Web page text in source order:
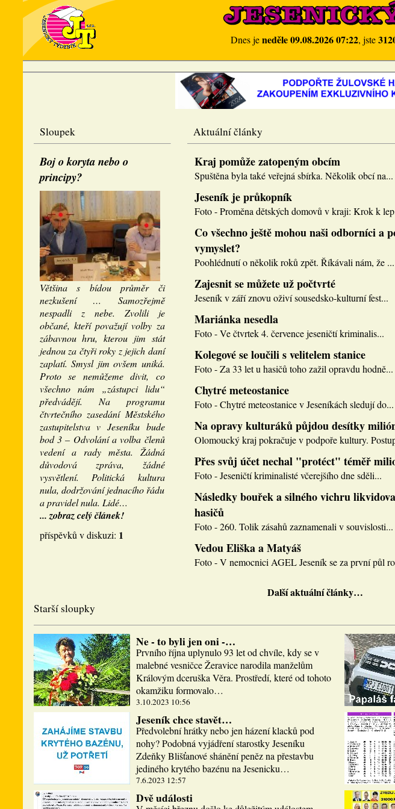
Dnes jeneděle 09.08.2026 07:22, jste
Sloupek
Boj o koryta nebo o
principy?
Většina s bídou průměr či
nezkušení … Samozřejmě
nespadli z nebe. Zvolili je
občané, kteří považují volby za
zábavnou hru, kterou jim stát
jednou za čtyři roky z jejich daní
zaplatí. Smysl jim ovšem uniká.
Proto se nemůžeme divit, co
všechno nám „zástupci lidu“
předvádějí. Na programu
čtvrtečního zasedání Městského
zastupitelstva v Jeseníku bude
bod 3 – Odvolání a volba členů
vedení a rady města. Žádná
důvodová zpráva, žádné
vysvětlení. Politická kultura
nula, dodržování jednacího řádu
a pravidel nula. Lidé…
... zobraz celý článek!
příspěvků v diskuzi: 1
Aktuální články
Kraj pomůže zatopeným obcím
Spuštěna byla také veřejná sbírka. Několik obcí na...
Jeseník je průkopník
Foto - Proměna dětských domovů v kraji: Krok k
Co všechno ještě mohou naši odborníci a
vymyslet?
Poohlédnutí o několik roků zpět. Říkávali nám, že ...
Zajesnit se můžete už počtvrté
Jeseník v září znovu oživí sousedsko-kulturní fest...
Mariánka nesedla
Foto - Ve čtvrtek 4. července jeseničtí kriminalis...
Kolegové se loučili s velitelem stanice
Foto - Za 33 let u hasičů toho zažil opravdu hodně...
Chytré meteostanice
Foto - Chytré meteostanice v Jeseníkách sledují do...
Na opravy kulturáků půjdou desítky
Olomoucký kraj pokračuje v podpoře kultury.
Přes svůj účet nechal "protéct" téměř
Foto - Jeseničtí kriminalisté včerejšího dne sděli...
Následky bouřek a silného vichru
hasičů
Foto - 260. Tolik zásahů zaznamenali v souvislosti...
Vedou Eliška a Matyáš
Foto - V nemocnici AGEL Jeseník se za první půl
Další aktuální články…
Starší sloupky
Ne - to byli jen oni -…
Prvního října uplynulo 93 let od chvíle, kdy se v
malebné vesničce Žeravice narodila manželům
Královým dceruška Věra. Prostředí, které od tohoto
okamžiku formovalo…
3.10.2023 10:56
Jeseník chce stavět…
Předvolební hrátky nebo jen házení klacků pod
nohy? Podobná vyjádření starostky Jeseníku
Zdeňky Blišťanové shánění peněz na přestavbu
jediného krytého bazénu na Jesenicku…
7.6.2023 12:57
Dvě události